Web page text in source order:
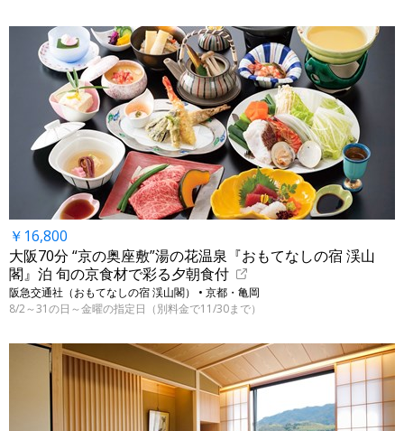
￥16,800
大阪70分 “京の奥座敷”湯の花温泉『おもてなしの宿 渓山
閣』泊 旬の京食材で彩る夕朝食付
阪急交通社（おもてなしの宿 渓山閣） • 京都・亀岡
8/2～31の日～金曜の指定日（別料金で11/30まで）